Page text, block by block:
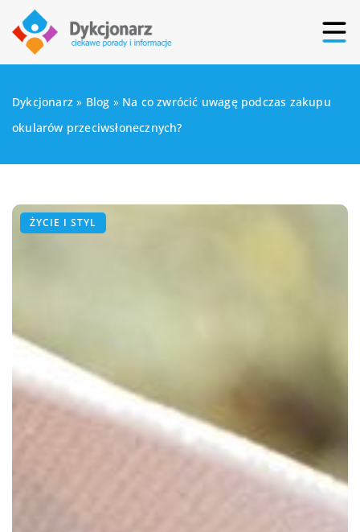
Dykcjonarz » Blog » Na co zwrócić uwagę podczas zakupu
okularów przeciwsłonecznych?
ŻYCIE I STYL